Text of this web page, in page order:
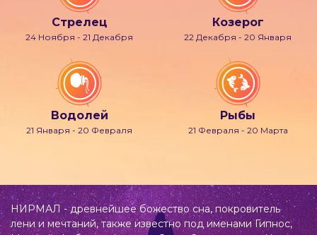
Стрелец
24 Ноября - 21 Декабря
Козерог
22 Декабря - 20 Января
Водолей
21 Января - 20 Февраля
Рыбы
21 Февраля - 20 Марта
НИРМАЛ - древнейшее божество сна, покровитель
лени и мечтаний, также известно под именами Гипнос,